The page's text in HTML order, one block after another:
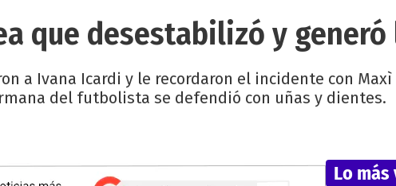
que desestabilizó y
a Ivana Icardi y le recordaron el incidente con Maxì
del futbolista se defendió con uñas y dientes.
Lo